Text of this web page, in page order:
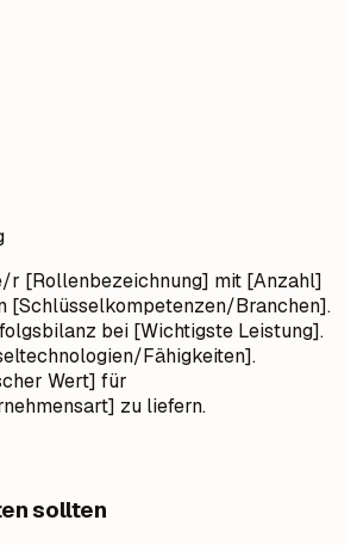
r [Rollenbezeichnung] mit [Anzahl]
[Schlüsselkompetenzen/Branchen].
bei [Wichtigste Leistung].
Fähigkeiten].
Wert] für
zu liefern.
sollten